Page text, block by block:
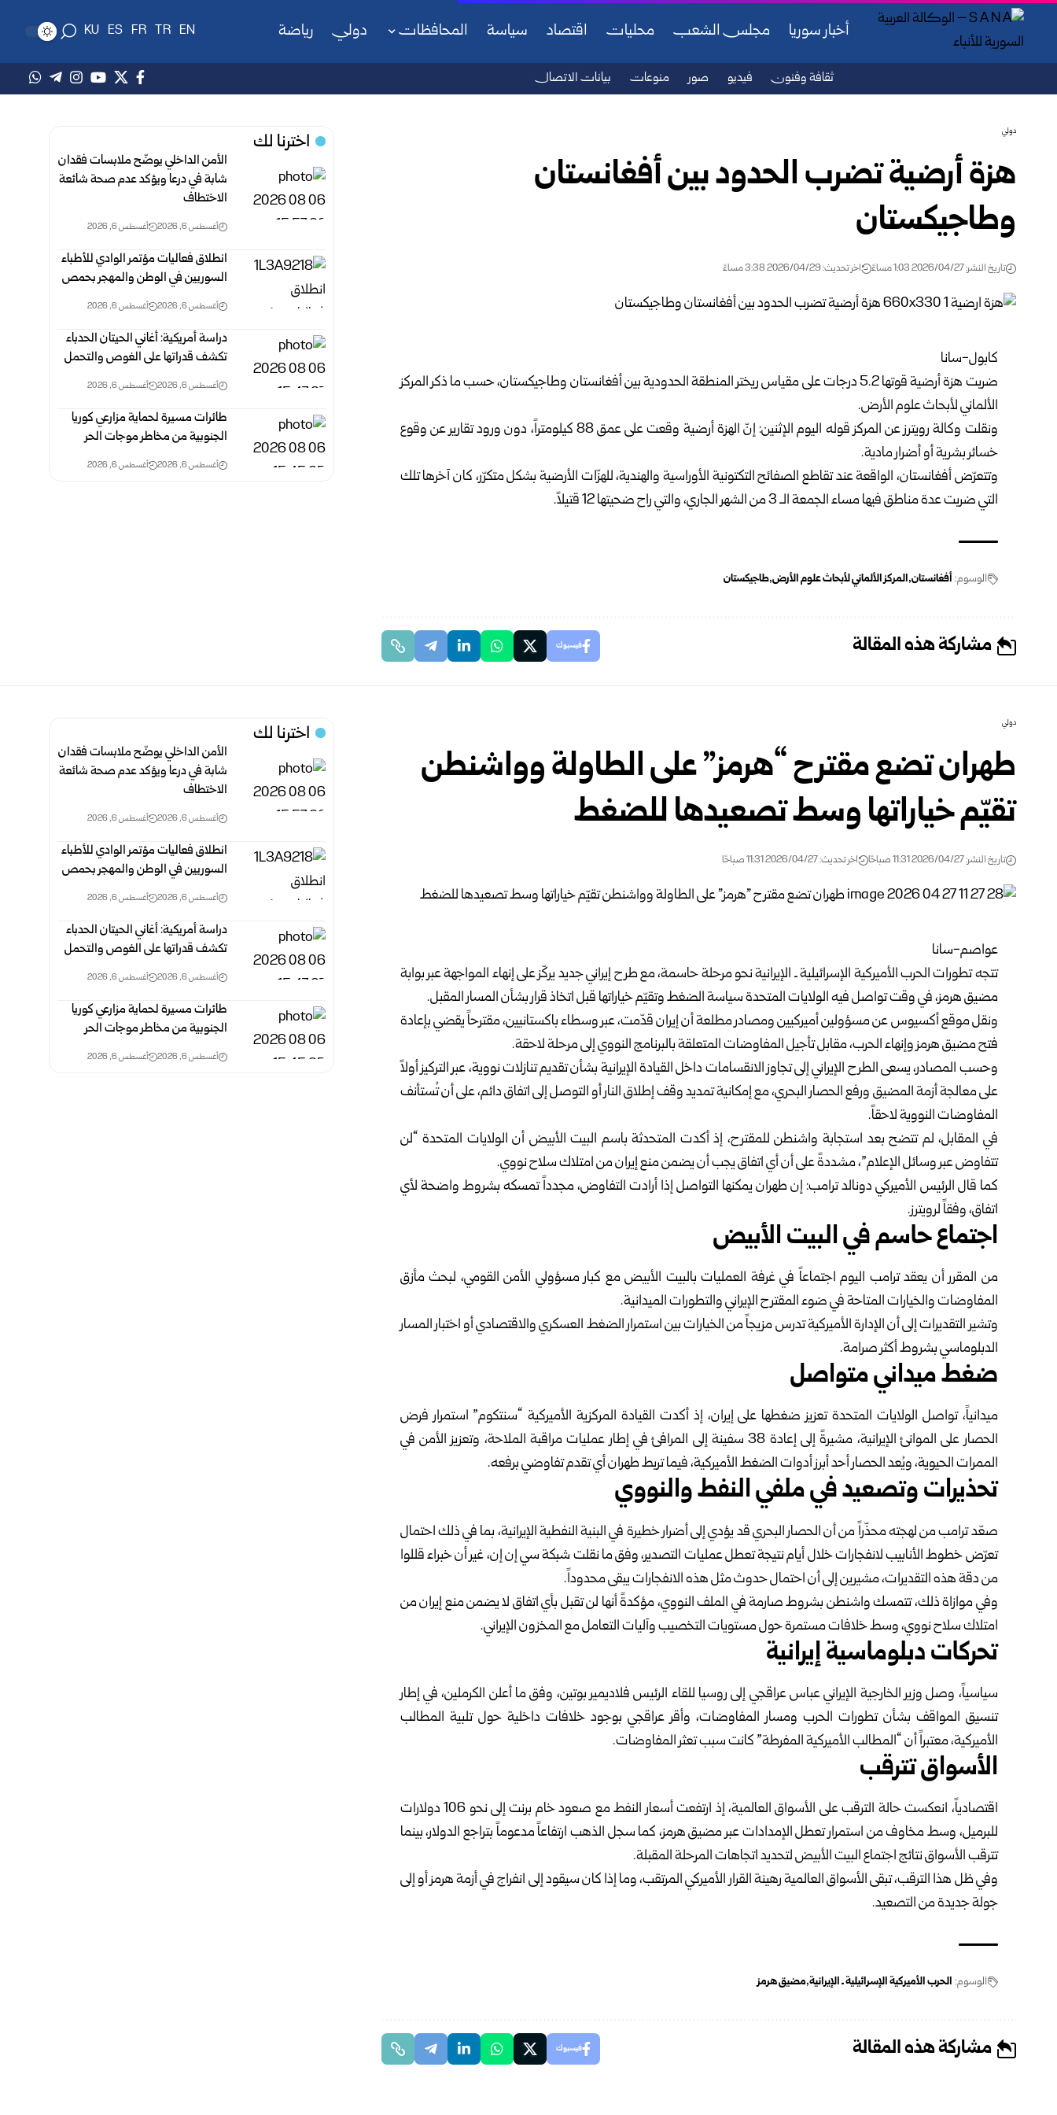
أخبار سوريا مجلس الشعب محليات اقتصاد سياسة المحافظات دولي رياضة EN
TR
FR
ES
KU
ثقافة وفنون فيديو صور منوعات بيانات الاتصال
دولي
هزة أرضية تضرب الحدود بين أفغانستان
وطاجيكستان
تاريخ النشر: 2026/04/27 1:03 مساءً اخر تحديث: 2026/04/29 3:38 مساءً
كابول-سانا
ضربت هزة أرضية قوتها 5.2 درجات على مقياس ريختر المنطقة ‌الحدودية ⁠بين أفغانستان وطاجيكستان، حسب ما ذكر المركز
‌الألماني لأبحاث علوم الأرض.
ونقلت وكالة رويترز عن المركز قوله اليوم الإثنين: إنّ الهزة أرضية وقعت على ⁠عمق 88 ⁠كيلومتراً، دون ورود تقارير عن وقوع
خسائر بشرية أو أضرار مادية.
وتتعرّض أفغانستان، الواقعة عند تقاطع الصفائح التكتونية الأوراسية والهندية، للهزّات الأرضية بشكل متكرّر، كان آخرها تلك
التي ضربت عدة مناطق فيها مساء الجمعة الـ 3 من الشهر الجاري، والتي راح ضحيتها 12 قتيلاً.
الوسوم: أفغانستان المركز ‌الألماني لأبحاث علوم الأرض طاجيكستان
مشاركة هذه المقالة فيسبوك
اخترنا لك
الأمن الداخلي يوضّح ملابسات فقدان
شابة في درعا ويؤكد عدم صحة شائعة
الاختطاف
أغسطس 6, 2026 أغسطس 6, 2026
انطلاق فعاليات مؤتمر الوادي للأطباء
السوريين في الوطن والمهجر بحمص
أغسطس 6, 2026 أغسطس 6, 2026
دراسة أمريكية: أغاني الحيتان الحدباء
تكشف قدراتها على الغوص والتحمل
أغسطس 6, 2026 أغسطس 6, 2026
طائرات مسيرة لحماية مزارعي كوريا
الجنوبية من مخاطر موجات الحر
أغسطس 6, 2026 أغسطس 6, 2026
دولي
طهران تضع مقترح “هرمز” على الطاولة وواشنطن
تقيّم خياراتها وسط تصعيدها للضغط
تاريخ النشر: 2026/04/27 11:31 صباحًا اخر تحديث: 2026/04/27 11:31 صباحًا
عواصم-سانا
تتجه تطورات الحرب الأميركية الإسرائيلية ـ الإيرانية نحو مرحلة حاسمة، مع طرح إيراني جديد يركّز على إنهاء المواجهة عبر بوابة
مضيق هرمز، في وقت تواصل فيه الولايات المتحدة سياسة الضغط وتقيّم خياراتها قبل اتخاذ قرار بشأن المسار المقبل.
ونقل موقع أكسيوس عن مسؤولين أميركيين ومصادر مطلعة أن إيران قدّمت، عبر وسطاء باكستانيين، مقترحاً يقضي بإعادة
فتح مضيق هرمز وإنهاء الحرب، مقابل تأجيل المفاوضات المتعلقة بالبرنامج النووي إلى مرحلة لاحقة.
وحسب المصادر، يسعى الطرح الإيراني إلى تجاوز الانقسامات داخل القيادة الإيرانية بشأن تقديم تنازلات نووية، عبر التركيز أولاً
على معالجة أزمة المضيق ورفع الحصار البحري، مع إمكانية تمديد وقف إطلاق النار أو التوصل إلى اتفاق دائم، على أن تُستأنف
المفاوضات النووية لاحقاً.
في المقابل، لم تتضح بعد استجابة واشنطن للمقترح، إذ أكدت المتحدثة باسم البيت الأبيض أن الولايات المتحدة “لن
تتفاوض عبر وسائل الإعلام”، مشددةً على أن أي اتفاق يجب أن يضمن منع إيران من امتلاك سلاح نووي.
كما قال الرئيس الأميركي دونالد ترامب: إن طهران يمكنها التواصل إذا أرادت التفاوض، مجدداً تمسكه بشروط واضحة لأي
اتفاق، وفقاً لرويترز.
اجتماع حاسم في البيت الأبيض
من المقرر أن يعقد ترامب اليوم اجتماعاً في غرفة العمليات بالبيت الأبيض مع كبار مسؤولي الأمن القومي، لبحث مأزق
المفاوضات والخيارات المتاحة في ضوء المقترح الإيراني والتطورات الميدانية.
وتشير التقديرات إلى أن الإدارة الأميركية تدرس مزيجاً من الخيارات بين استمرار الضغط العسكري والاقتصادي أو اختبار المسار
الدبلوماسي بشروط أكثر صرامة.
ضغط ميداني متواصل
ميدانياً، تواصل الولايات المتحدة تعزيز ضغطها على إيران، إذ أكدت القيادة المركزية الأميركية “سنتكوم” استمرار فرض
الحصار على الموانئ الإيرانية، مشيرةً إلى إعادة 38 سفينة إلى المرافئ في إطار عمليات مراقبة الملاحة، وتعزيز الأمن في
الممرات الحيوية، ويُعد الحصار أحد أبرز أدوات الضغط الأميركية، فيما تربط طهران أي تقدم تفاوضي برفعه.
تحذيرات وتصعيد في ملفي النفط والنووي
صعّد ترامب من لهجته محذّراً من أن الحصار البحري قد يؤدي إلى أضرار خطيرة في البنية النفطية الإيرانية، بما في ذلك احتمال
تعرّض خطوط الأنابيب لانفجارات خلال أيام نتيجة تعطل عمليات التصدير، وفق ما نقلت شبكة سي إن إن، غير أن خبراء قللوا
من دقة هذه التقديرات، مشيرين إلى أن احتمال حدوث مثل هذه الانفجارات يبقى محدوداً.
وفي موازاة ذلك، تتمسك واشنطن بشروط صارمة في الملف النووي، مؤكدةً أنها لن تقبل بأي اتفاق لا يضمن منع إيران من
امتلاك سلاح نووي، وسط خلافات مستمرة حول مستويات التخصيب وآليات التعامل مع المخزون الإيراني.
تحركات دبلوماسية إيرانية
سياسياً، وصل وزير الخارجية الإيراني عباس عراقجي إلى روسيا للقاء الرئيس فلاديمير بوتين، وفق ما أعلن الكرملين، في إطار
تنسيق المواقف بشأن تطورات الحرب ومسار المفاوضات، وأقر عراقجي بوجود خلافات داخلية حول تلبية المطالب
الأميركية، معتبراً أن “المطالب الأميركية المفرطة” كانت سبب تعثر المفاوضات.
الأسواق تترقب
اقتصادياً، انعكست حالة الترقب على الأسواق العالمية، إذ ارتفعت أسعار النفط مع صعود خام برنت إلى نحو 106 دولارات
للبرميل، وسط مخاوف من استمرار تعطل الإمدادات عبر مضيق هرمز، كما سجل الذهب ارتفاعاً مدعوماً بتراجع الدولار، بينما
تترقب الأسواق نتائج اجتماع البيت الأبيض لتحديد اتجاهات المرحلة المقبلة.
وفي ظل هذا الترقب، تبقى الأسواق العالمية رهينة القرار الأميركي المرتقب، وما إذا كان سيقود إلى انفراج في أزمة هرمز أو إلى
جولة جديدة من التصعيد.
الوسوم: الحرب الأميركية الإسرائيلية ـ الإيرانية مضيق هرمز
مشاركة هذه المقالة فيسبوك
اخترنا لك
الأمن الداخلي يوضّح ملابسات فقدان
شابة في درعا ويؤكد عدم صحة شائعة
الاختطاف
أغسطس 6, 2026 أغسطس 6, 2026
انطلاق فعاليات مؤتمر الوادي للأطباء
السوريين في الوطن والمهجر بحمص
أغسطس 6, 2026 أغسطس 6, 2026
دراسة أمريكية: أغاني الحيتان الحدباء
تكشف قدراتها على الغوص والتحمل
أغسطس 6, 2026 أغسطس 6, 2026
طائرات مسيرة لحماية مزارعي كوريا
الجنوبية من مخاطر موجات الحر
أغسطس 6, 2026 أغسطس 6, 2026